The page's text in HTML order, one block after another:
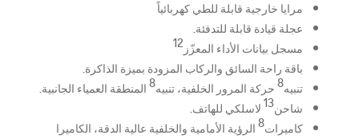
مرايا خارجية قابلة للطي كهربائياً
عجلة قيادة قابلة للتدفئة.
مسجل بيانات الأداء المعزّز 12
باقة راحة السائق والركاب المزودة بميزة الذاكرة.
تنبيه8 حركة المرور الخلفية، تنبيه8 المنطقة العمياء الجانبية.
شاحن13 لاسلكي للهاتف.
كاميرات8 الرؤية الأمامية والخلفية عالية الدقة، الكاميرا